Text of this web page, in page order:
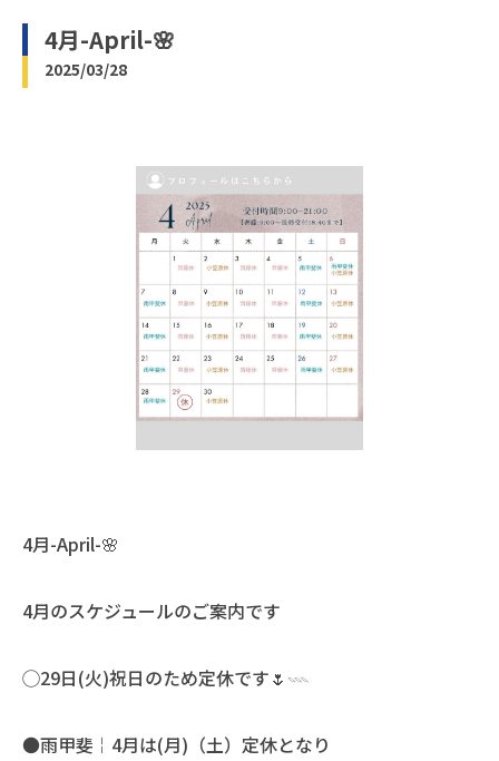
4月-April-🌸
2025/03/28
4月-April-🌸
4月のスケジュールのご案内です
◯29日(火)祝日のため定休です🌷𓇠
●雨甲斐￤4月は(月)（土）定休となり